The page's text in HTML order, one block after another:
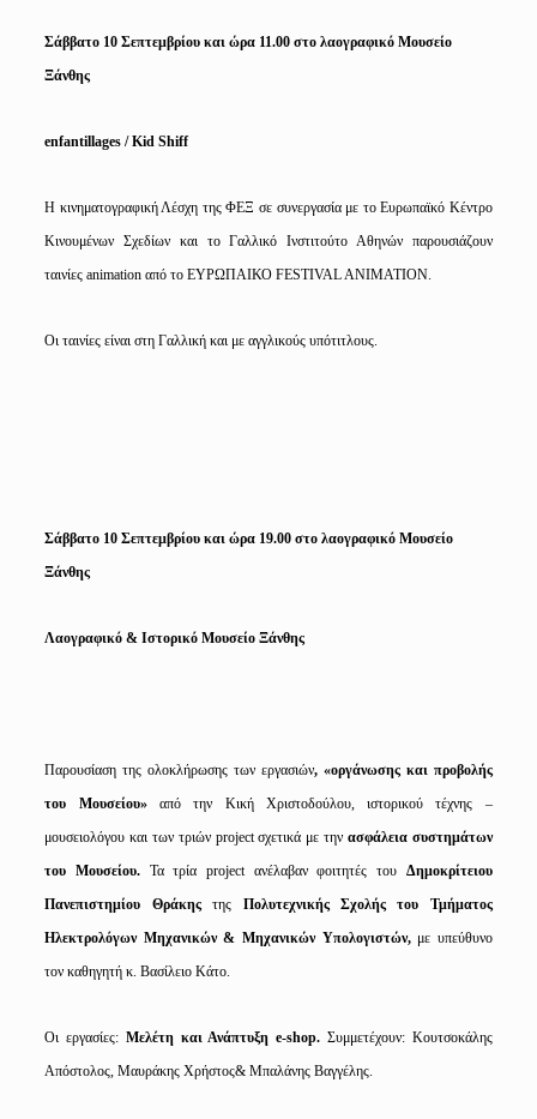
Σάββατο 10 Σεπτεμβρίου και ώρα 11.00 στο λαογραφικό Μουσείο
Ξάνθης
enfantillages /Kid Shiff
Η κινηματογραφική Λέσχη της ΦΕΞ σε συνεργασία με το Ευρωπαϊκό Κέντρο
Κινουμένων Σχεδίων και το Γαλλικό Ινστιτούτο Αθηνών παρουσιάζουν
ταινίες animation από το ΕΥΡΩΠΑΙΚΟ FESTIVAL ANIMATION.
Οι ταινίες είναι στη Γαλλική και με αγγλικούς υπότιτλους.
Σάββατο 10 Σεπτεμβρίου και ώρα 19.00 στο λαογραφικό Μουσείο
Ξάνθης
Λαογραφικό & Ιστορικό Μουσείο Ξάνθης
Παρουσίαση της ολοκλήρωσης των εργασιών, «οργάνωσης και προβολής
του Μουσείου» από την Κική Χριστοδούλου,
ιστορικού τέχνης –
μουσειολόγου και των τριών project σχετικά με την ασφάλεια συστημάτων
του Μουσείου. Τα τρία project ανέλαβαν φοιτητές του Δημοκρίτειου
Πανεπιστημίου Θράκηςτης Πολυτεχνικής Σχολής του Τμήματος
Ηλεκτρολόγων Μηχανικών & Μηχανικών Υπολογιστών,με υπεύθυνο
τον καθηγητή κ. Βασίλειο Κάτο.
Οι εργασίες: Μελέτη και Ανάπτυξη e-shop. Συμμετέχουν: Κουτσοκάλης
Απόστολος, Μαυράκης Χρήστος& Μπαλάνης Βαγγέλης.